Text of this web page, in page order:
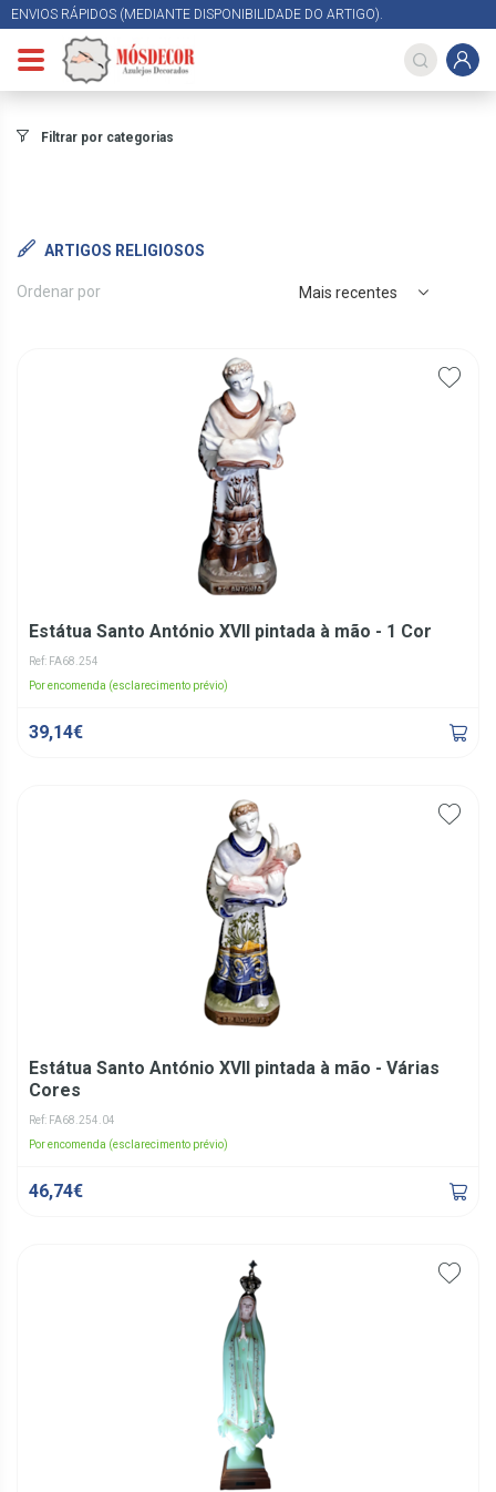
ENVIOS RÁPIDOS (MEDIANTE DISPONIBILIDADE DO ARTIGO).
Filtrar por categorias
ARTIGOS RELIGIOSOS
Ordenar por Mais recentes
Estátua Santo António XVII pintada à mão - 1 Cor
Ref: FA68.254
Por encomenda (esclarecimento prévio)
39,14€
Estátua Santo António XVII pintada à mão - Várias
Cores
Ref: FA68.254.04
Por encomenda (esclarecimento prévio)
46,74€